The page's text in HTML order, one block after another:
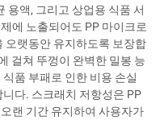
용액, 그리고 상업용 식품 서
에 노출되어도 PP 마이크로
오랫동안 유지하도록 보장합
걸쳐 뚜껑이 완벽한 밀봉 능
품 부패로 인한 비용 손실
다. 스크래치 저항성은 PP
랜 기간 유지하여 사용자가